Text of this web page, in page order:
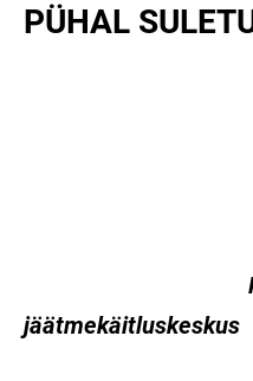
PÜHAL
jäätmekäitluskeskus